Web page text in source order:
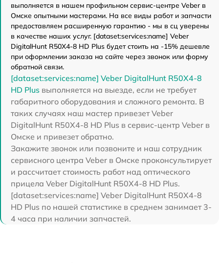
выполняется в нашем профильном сервис-центре Veber в
Омске опытными мастерами. На все виды работ и запчасти
предоставляем расширенную гарантию - мы в сц уверены
в качестве наших услуг. [dataset:services:name] Veber
DigitalHunt R50X4-8 HD Plus будет стоить на -15% дешевле
при оформлении заказа на сайте через звонок или форму
обратной связи.
[dataset:services:name] Veber DigitalHunt R50X4-8
HD Plus выполняется на выезде, если не требует
габаритного оборудования и сложного ремонта. В
таких случаях наш мастер привезет Veber
DigitalHunt R50X4-8 HD Plus в сервис-центр Veber в
Омске и привезет обратно.
Закажите звонок или позвоните и наш сотрудник
сервисного центра Veber в Омске проконсультирует
и рассчитает стоимость работ над оптического
прицела Veber DigitalHunt R50X4-8 HD Plus.
[dataset:services:name] Veber DigitalHunt R50X4-8
HD Plus по нашей статистике в среднем занимает 3-
4 часа при наличии запчастей.